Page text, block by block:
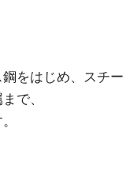
をはじめ、スチー
で、